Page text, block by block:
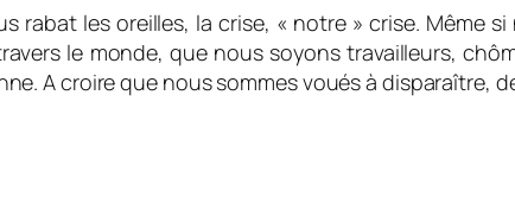
rabat les oreilles, la crise, « notre » crise. Même
le monde, que nous soyons travailleurs,
A croire que nous sommes voués à disparaître,